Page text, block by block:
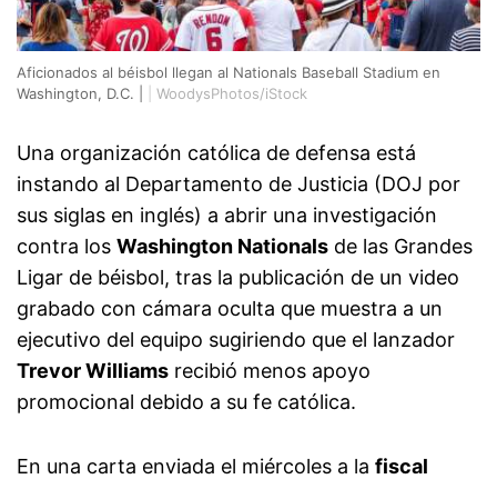
Aficionados al béisbol llegan al Nationals Baseball Stadium en
Washington, D.C. |
WoodysPhotos/iStock
Una organización católica de defensa está
instando al Departamento de Justicia (DOJ por
sus siglas en inglés) a abrir una investigación
contra los Washington Nationals de las Grandes
Ligar de béisbol, tras la publicación de un video
grabado con cámara oculta que muestra a un
ejecutivo del equipo sugiriendo que el lanzador
Trevor Williams recibió menos apoyo
promocional debido a su fe católica.
En una carta enviada el miércoles a la fiscal